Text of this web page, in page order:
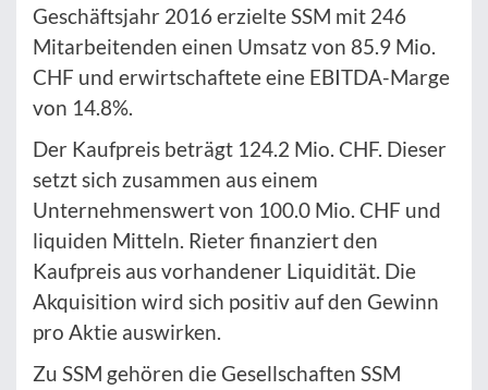
Geschäftsjahr 2016 erzielte SSM mit 246
Mitarbeitenden einen Umsatz von 85.9 Mio.
CHF und erwirtschaftete eine EBITDA-Marge
von 14.8%.
Der Kaufpreis beträgt 124.2 Mio. CHF. Dieser
setzt sich zusammen aus einem
Unternehmenswert von 100.0 Mio. CHF und
liquiden Mitteln. Rieter finanziert den
Kaufpreis aus vorhandener Liquidität. Die
Akquisition wird sich positiv auf den Gewinn
pro Aktie auswirken.
Zu SSM gehören die Gesellschaften SSM